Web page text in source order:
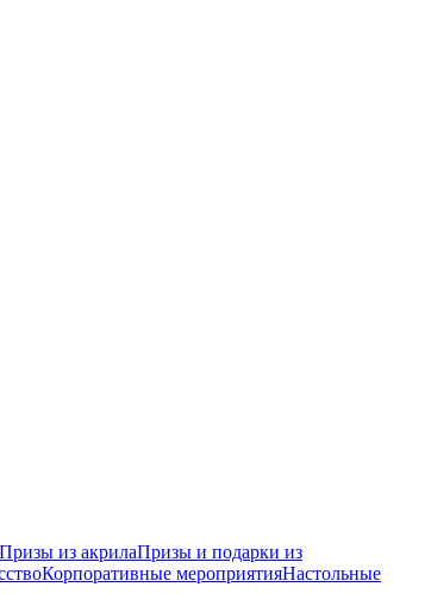
Призы из акрилаПризы и подарки из
Корпоративные мероприятияНастольные